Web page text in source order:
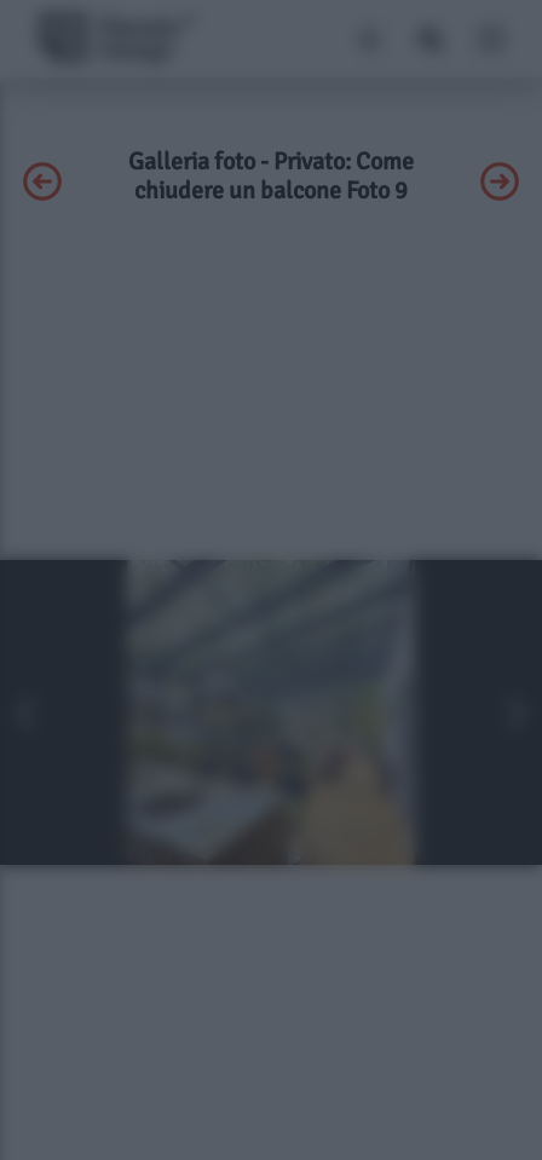
Galleria foto - Privato: Come
chiudere un balcone Foto 9